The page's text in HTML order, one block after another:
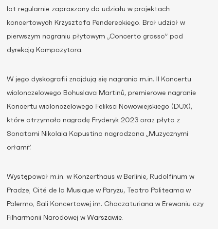
lat regularnie zapraszany do udziału w projektach
koncertowych Krzysztofa Pendereckiego. Brał udział w
pierwszym nagraniu płytowym „Concerto grosso” pod
dyrekcją Kompozytora.
W jego dyskografii znajdują się nagrania m.in. II Koncertu
wiolonczelowego Bohuslava Martinů, premierowe nagranie
Koncertu wiolonczelowego Feliksa Nowowiejskiego (DUX),
które otrzymało nagrodę Fryderyk 2023 oraz płyta z
Sonatami Nikolaia Kapustina nagrodzona „Muzycznymi
orłami”.
Występował m.in. w Konzerthaus w Berlinie, Rudolfinum w
Pradze, Cité de la Musique w Paryżu, Teatro Politeama w
Palermo, Sali Koncertowej im. Chaczaturiana w Erewaniu czy
Filharmonii Narodowej w Warszawie.